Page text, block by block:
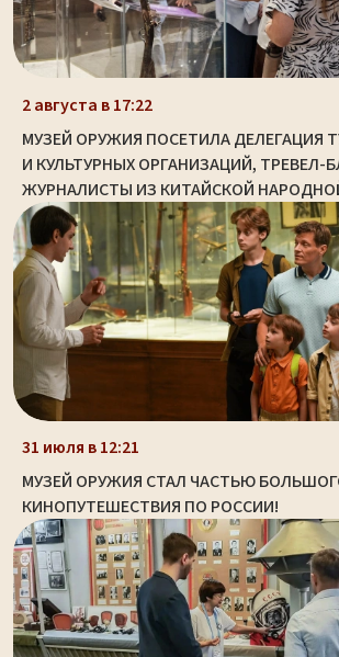
2 августа в 17:22
МУЗЕЙ ОРУЖИЯ ПОСЕТИЛА ДЕЛЕГАЦИЯ
И КУЛЬТУРНЫХ ОРГАНИЗАЦИЙ, ТРЕВЕЛ-
ЖУРНАЛИСТЫ ИЗ КИТАЙСКОЙ
31 июля в 12:21
МУЗЕЙ ОРУЖИЯ СТАЛ ЧАСТЬЮ
КИНОПУТЕШЕСТВИЯ ПО РОССИИ!